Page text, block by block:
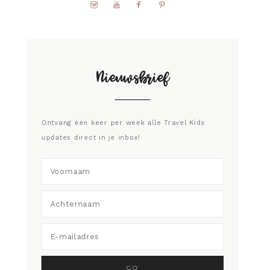
Nieuwsbrief
Ontvang één keer per week alle Travel Kids
updates direct in je inbox!